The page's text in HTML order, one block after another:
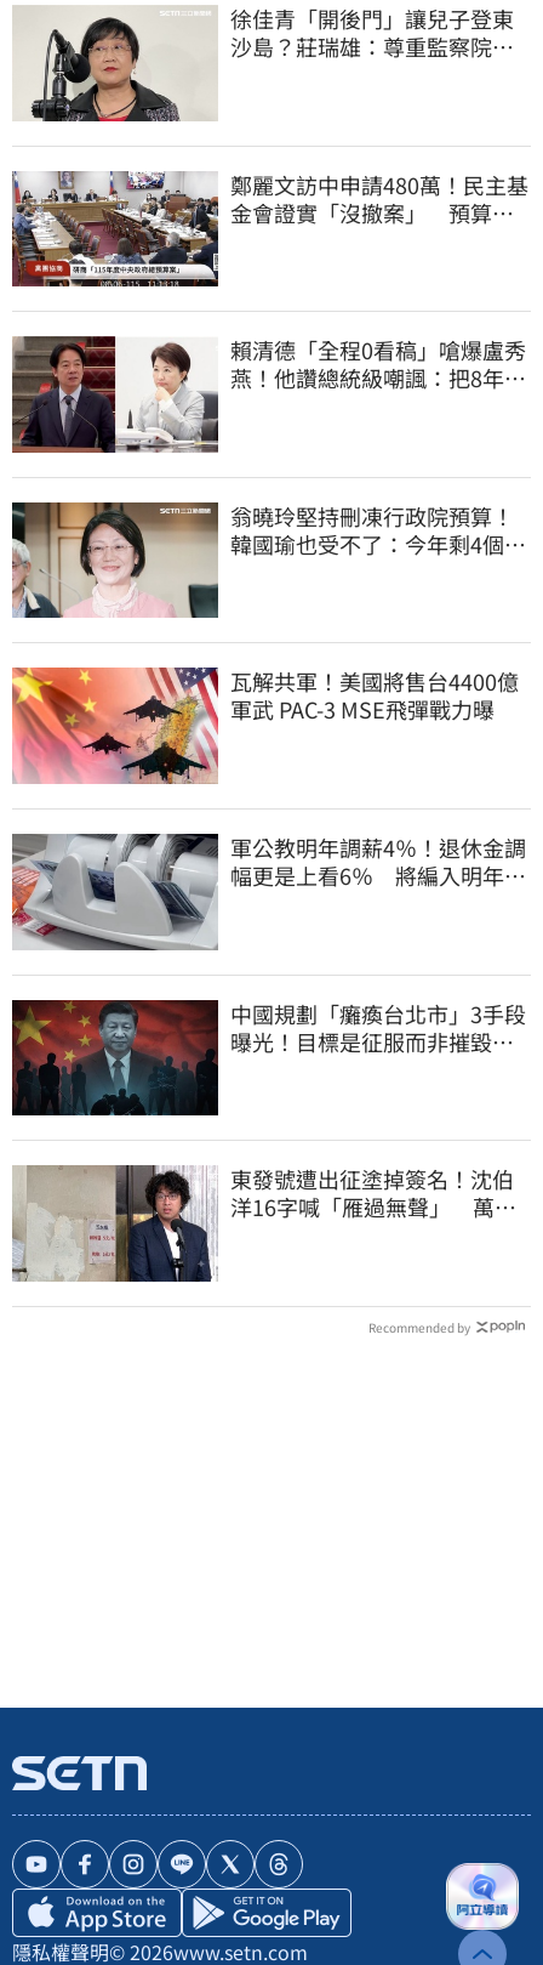
徐佳青「開後門」讓兒子登東
沙島？莊瑞雄：尊重監察院調
鄭麗文訪中申請480萬！民主基
金會證實「沒撤案」 預算被
賴清德「全程0看稿」嗆爆盧秀
燕！他讚總統級嘲諷：把8年總
翁曉玲堅持刪凍行政院預算！
韓國瑜也受不了：今年剩4個月
瓦解共軍！美國將售台4400億
軍武 PAC-3 MSE飛彈戰力曝
軍公教明年調薪4％！退休金調
幅更是上看6％ 將編入明年度
中國規劃「癱瘓台北市」3手段
曝光！目標是征服而非摧毀、
東發號遭出征塗掉簽名！沈伯
洋16字喊「雁過無聲」 萬人
Recommended by
隱私權聲明© 2026www.setn.com